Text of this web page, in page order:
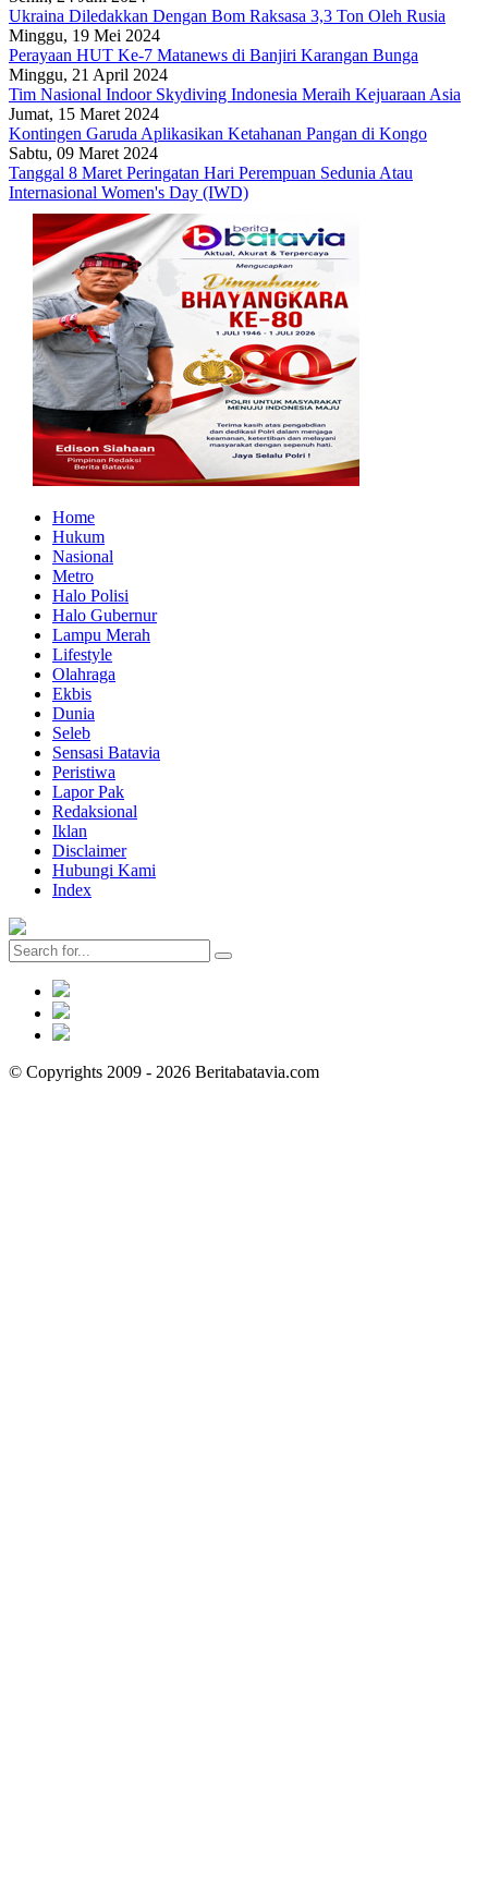
Ukraina Diledakkan Dengan Bom Raksasa 3,3 Ton Oleh Rusia
Minggu, 19 Mei 2024
Perayaan HUT Ke-7 Matanews di Banjiri Karangan Bunga
Minggu, 21 April 2024
Tim Nasional Indoor Skydiving Indonesia Meraih Kejuaraan Asia
Jumat, 15 Maret 2024
Kontingen Garuda Aplikasikan Ketahanan Pangan di Kongo
Sabtu, 09 Maret 2024
Tanggal 8 Maret Peringatan Hari Perempuan Sedunia Atau
Internasional Women's Day (IWD)
Home
Hukum
Nasional
Metro
Halo Polisi
Halo Gubernur
Lampu Merah
Lifestyle
Olahraga
Ekbis
Dunia
Seleb
Sensasi Batavia
Peristiwa
Lapor Pak
Redaksional
Iklan
Disclaimer
Hubungi Kami
Index
© Copyrights 2009 - 2026 Beritabatavia.com